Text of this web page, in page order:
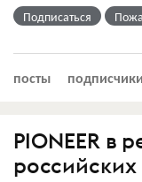
Подписаться
посты подписчики
PIONEER в